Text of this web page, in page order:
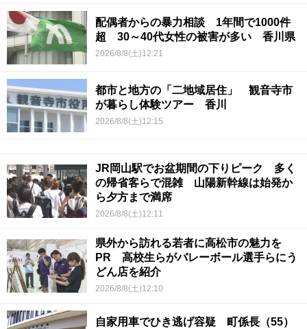
配偶者からの暴力相談 1年間で1000件
超 30～40代女性の被害が多い 香川県
2026/8/8(土)12:21
都市と地方の「二地域居住」 観音寺市
が暮らし体験ツアー 香川
2026/8/8(土)12:15
JR岡山駅でお盆期間の下りピーク 多く
の帰省客らで混雑 山陽新幹線は始発か
ら夕方まで満席
2026/8/8(土)12:11
県外から訪れる若者に高松市の魅力を
PR 高校生らがバレーボール選手らにう
どん店を紹介
2026/8/8(土)12:10
自家用車でひき逃げ容疑 町係長（55）